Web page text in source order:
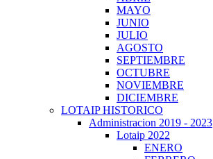
MAYO
JUNIO
JULIO
AGOSTO
SEPTIEMBRE
OCTUBRE
NOVIEMBRE
DICIEMBRE
LOTAIP HISTORICO
Administracion 2019 - 2023
Lotaip 2022
ENERO